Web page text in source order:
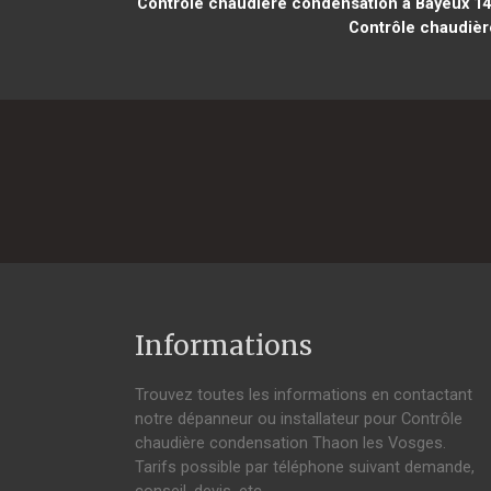
Contrôle
Informations
Trouvez toutes les informations en contactant
notre dépanneur ou installateur pour Contrôle
chaudière condensation Thaon les Vosges.
Tarifs possible par téléphone suivant demande,